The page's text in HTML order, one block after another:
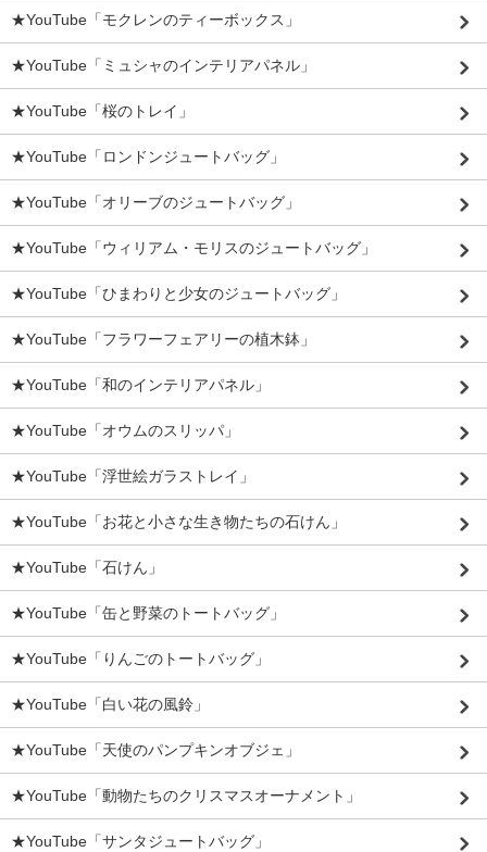
★YouTube「モクレンのティーボックス」
★YouTube「ミュシャのインテリアパネル」
★YouTube「桜のトレイ」
★YouTube「ロンドンジュートバッグ」
★YouTube「オリーブのジュートバッグ」
★YouTube「ウィリアム・モリスのジュートバッグ」
★YouTube「ひまわりと少女のジュートバッグ」
★YouTube「フラワーフェアリーの植木鉢」
★YouTube「和のインテリアパネル」
★YouTube「オウムのスリッパ」
★YouTube「浮世絵ガラストレイ」
★YouTube「お花と小さな生き物たちの石けん」
★YouTube「石けん」
★YouTube「缶と野菜のトートバッグ」
★YouTube「りんごのトートバッグ」
★YouTube「白い花の風鈴」
★YouTube「天使のパンプキンオブジェ」
★YouTube「動物たちのクリスマスオーナメント」
★YouTube「サンタジュートバッグ」